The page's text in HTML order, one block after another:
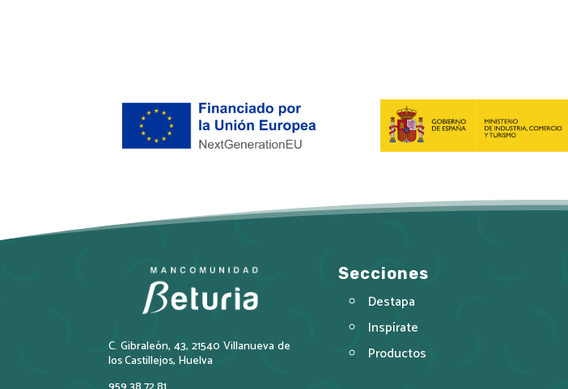
C. Gibraleón, 43, 21540 Villanueva de
los Castillejos, Huelva
Secciones
Destapa
Inspírate
Productos